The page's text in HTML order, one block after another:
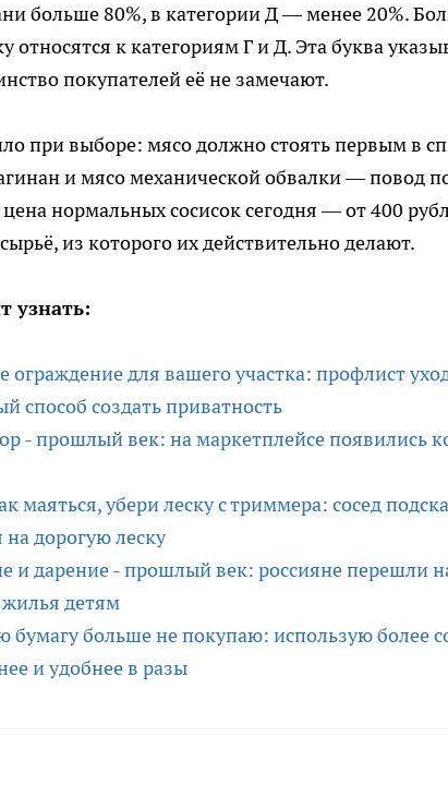
больше 80%, в категории Д — менее 20%.
относятся к категориям Г и Д. Эта буква
покупателей её не замечают.
при выборе: мясо должно стоять первым в
и мясо механической обвалки — повод
нормальных сосисок сегодня — от 400
из которого их действительно делают.
узнать:
ограждение для вашего участка: профлист
способ создать приватность
- прошлый век: на маркетплейсе появились
маяться, убери леску с триммера: сосед
на дорогую леску
и дарение - прошлый век: россияне перешли
детям
бумагу больше не покупаю: использую более
и удобнее в разы